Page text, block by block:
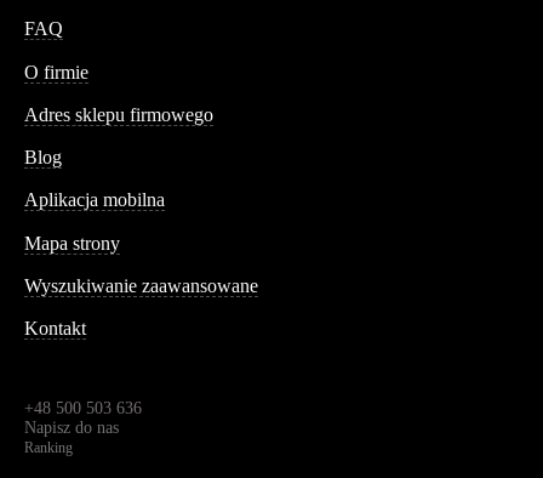
FAQ
O firmie
Adres sklepu firmowego
Blog
Aplikacja mobilna
Mapa strony
Wyszukiwanie zaawansowane
Kontakt
+48 500 503 636
Napisz do nas
Ranking